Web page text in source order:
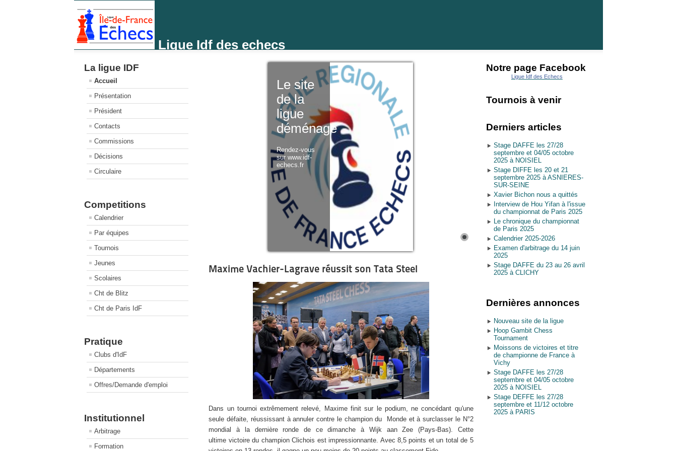
Ligue Idf des echecs
La ligue IDF
Accueil
Présentation
Président
Contacts
Commissions
Décisions
Circulaire
Competitions
Calendrier
Par équipes
Tournois
Jeunes
Scolaires
Cht de Blitz
Cht de Paris IdF
Pratique
Clubs d'IdF
Départements
Offres/Demande d'emploi
Institutionnel
Arbitrage
Formation
Le site
de la
ligue
déménage
Rendez-vous
sur www.idf-
echecs.fr
Maxime Vachier-Lagrave réussit son Tata Steel
Dans un tournoi extrêmement relevé, Maxime finit sur le podium, ne concédant qu'une
seule défaite, réussissant à annuler contre le champion du Monde et à surclasser le N°2
mondial à la dernière ronde de ce dimanche à Wijk aan Zee (Pays-Bas). Cette
ultime victoire du champion Clichois est impressionnante. Avec 8,5 points et un total de 5
Notre page Facebook
Ligue Idf des Echecs
Tournois à venir
Derniers articles
Stage DAFFE les 27/28
septembre et 04/05 octobre
2025 à NOISIEL
Stage DIFFE les 20 et 21
septembre 2025 à ASNIERES-
SUR-SEINE
Xavier Bichon nous a quittés
Interview de Hou Yifan à l'issue
du championnat de Paris 2025
Le chronique du championnat
de Paris 2025
Calendrier 2025-2026
Examen d'arbitrage du 14 juin
2025
Stage DAFFE du 23 au 26 avril
2025 à CLICHY
Dernières annonces
Nouveau site de la ligue
Hoop Gambit Chess
Tournament
Moissons de victoires et titre
de championne de France à
Vichy
Stage DAFFE les 27/28
septembre et 04/05 octobre
2025 à NOISIEL
Stage DEFFE les 27/28
septembre et 11/12 octobre
2025 à PARIS